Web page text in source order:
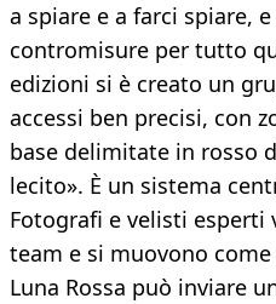
a spiare e a farci spiare,
contromisure per tutto
edizioni si è creato un
accessi ben precisi, con
base delimitate in rosso
lecito». È un sistema
Fotografi e velisti esperti
team e si muovono
Luna Rossa può inviare